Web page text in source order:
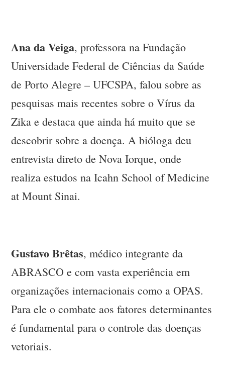
Ana da Veiga, professora na Fundação
Universidade Federal de Ciências da Saúde
de Porto Alegre – UFCSPA, falou sobre as
pesquisas mais recentes sobre o Vírus da
Zika e destaca que ainda há muito que se
descobrir sobre a doença. A bióloga deu
entrevista direto de Nova Iorque, onde
realiza estudos na Icahn School of Medicine
at Mount Sinai.
Gustavo Brêtas, médico integrante da
ABRASCO e com vasta experiência em
organizações internacionais como a OPAS.
Para ele o combate aos fatores determinantes
é fundamental para o controle das doenças
vetoriais.